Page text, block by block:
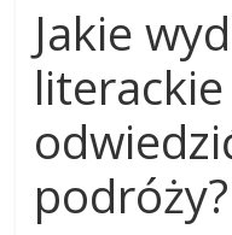
Jakie
podróży?